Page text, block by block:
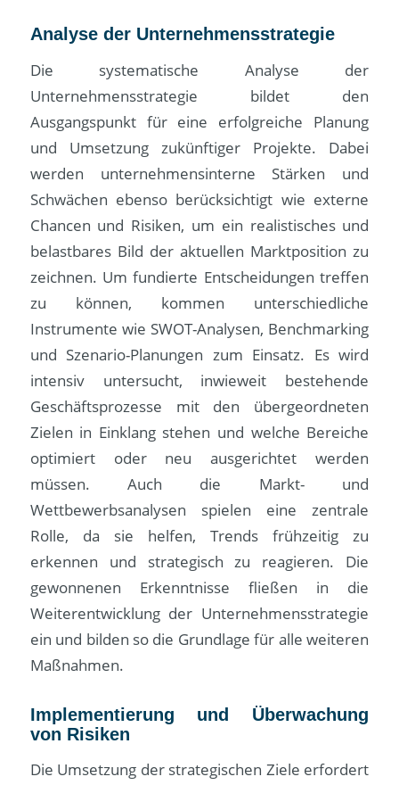
Analyse der Unternehmensstrategie
Die systematische Analyse der
Unternehmensstrategie bildet den
Ausgangspunkt für eine erfolgreiche Planung
und Umsetzung zukünftiger Projekte. Dabei
werden unternehmensinterne Stärken und
Schwächen ebenso berücksichtigt wie externe
Chancen und Risiken, um ein realistisches und
belastbares Bild der aktuellen Marktposition zu
zeichnen. Um fundierte Entscheidungen treffen
zu können, kommen unterschiedliche
Instrumente wie SWOT-Analysen, Benchmarking
und Szenario-Planungen zum Einsatz. Es wird
intensiv untersucht, inwieweit bestehende
Geschäftsprozesse mit den übergeordneten
Zielen in Einklang stehen und welche Bereiche
optimiert oder neu ausgerichtet werden
müssen. Auch die Markt- und
Wettbewerbsanalysen spielen eine zentrale
Rolle, da sie helfen, Trends frühzeitig zu
erkennen und strategisch zu reagieren. Die
gewonnenen Erkenntnisse fließen in die
Weiterentwicklung der Unternehmensstrategie
ein und bilden so die Grundlage für alle weiteren
Maßnahmen.
Implementierung und Überwachung
von Risiken
Die Umsetzung der strategischen Ziele erfordert